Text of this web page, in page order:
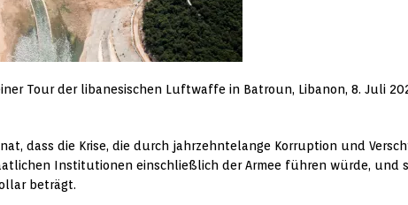
Tour der libanesischen Luftwaffe in Batroun, Libanon, 8. Juli
dass die Krise, die durch jahrzehntelange Korruption und
Institutionen einschließlich der Armee führen würde, und
beträgt.